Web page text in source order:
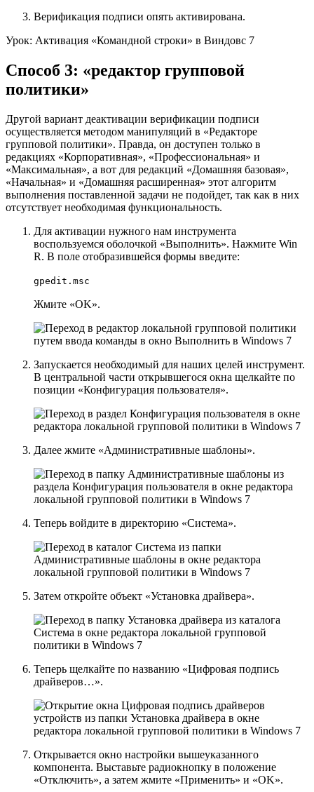
Верификация подписи опять активирована.
Урок: Активация «Командной строки» в Виндовс 7
Способ 3: «редактор групповой
политики»
Другой вариант деактивации верификации подписи
осуществляется методом манипуляций в «Редакторе
групповой политики». Правда, он доступен только в
редакциях «Корпоративная», «Профессиональная» и
«Максимальная», а вот для редакций «Домашняя базовая»,
«Начальная» и «Домашняя расширенная» этот алгоритм
выполнения поставленной задачи не подойдет, так как в них
отсутствует необходимая функциональность.
Для активации нужного нам инструмента
воспользуемся оболочкой «Выполнить». Нажмите Win
R. В поле отобразившейся формы введите:
gpedit.msc
Жмите «OK».
Запускается необходимый для наших целей инструмент.
В центральной части открывшегося окна щелкайте по
позиции «Конфигурация пользователя».
Далее жмите «Административные шаблоны».
Теперь войдите в директорию «Система».
Затем откройте объект «Установка драйвера».
Теперь щелкайте по названию «Цифровая подпись
драйверов…».
Открывается окно настройки вышеуказанного
компонента. Выставьте радиокнопку в положение
«Отключить», а затем жмите «Применить» и «OK».